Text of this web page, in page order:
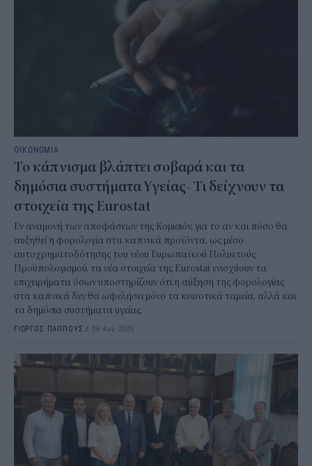
ΟΙΚΟΝΟΜΙΑ
Το κάπνισμα βλάπτει σοβαρά και τα
δημόσια συστήματα Υγείας- Τι δείχνουν τα
στοιχεία της Eurostat
Εν αναμονή των αποφάσεων της Κομισιόν, για το αν και πόσο θα
αυξηθεί η φορολογία στα καπνικά προϊόντα, ως μέσο
αυτοχρηματοδότησης του νέου Ευρωπαϊκού Πολυετούς
Προϋπολογισμού, τα νέα στοιχεία της Eurostat ενισχύουν τα
επιχειρήματα όσων υποστηρίζουν ότι η αύξηση της φορολογίας
στα καπνικά δεν θα ωφελήσει μόνο τα κοινοτικά ταμεία, αλλά και
τα δημόσια συστήματα υγείας.
ΓΙΩΡΓΟΣ ΠΑΠΠΟΥΣ / 06 Αυγ 2026